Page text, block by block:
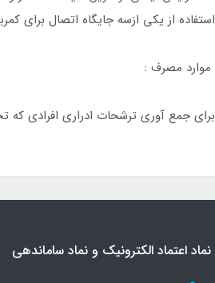
استفاده از یکی ازسه جایگاه اتصال برای
موارد مصرف :
برای جمع آوری ترشحات ادراری افرادی که
نماد اعتماد الکترونیک و نماد ساماندهی